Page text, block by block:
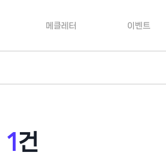
메클레터 이벤트
1 건